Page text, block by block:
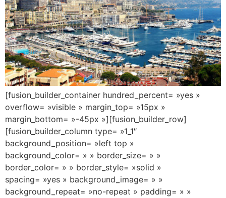
[fusion_builder_container hundred_percent= »yes »
overflow= »visible » margin_top= »15px »
margin_bottom= »-45px »][fusion_builder_row]
[fusion_builder_column type= »1_1″
background_position= »left top »
background_color= » » border_size= » »
border_color= » » border_style= »solid »
spacing= »yes » background_image= » »
background_repeat= »no-repeat » padding= » »